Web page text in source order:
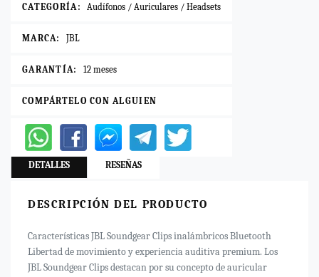
CATEGORÍA: Audífonos / Auriculares / Headsets
MARCA: JBL
GARANTÍA: 12 meses
COMPÁRTELO CON ALGUIEN
DETALLES RESEÑAS
DESCRIPCIÓN DEL PRODUCTO
Características JBL Soundgear Clips inalámbricos Bluetooth
Libertad de movimiento y experiencia auditiva premium. Los
JBL Soundgear Clips destacan por su concepto de auricular